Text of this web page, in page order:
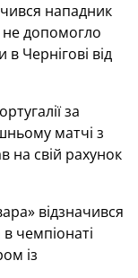
нападник
не допомогло
Чернігові від
за
матчі з
на свій рахунок
відзначився
чемпіонаті
із